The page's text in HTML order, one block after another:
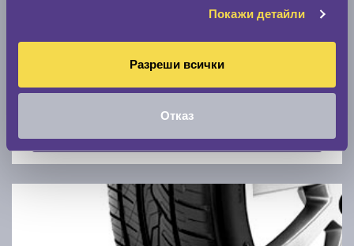
Покажи детайли
Разреши всички
Отказ
Покажи гуми